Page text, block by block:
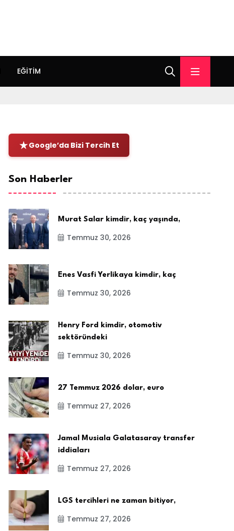
EĞITIM
Google’da Bizi Tercih Et
Son Haberler
Murat Salar kimdir, kaç yaşında,
Temmuz 30, 2026
Enes Vasfi Yerlikaya kimdir, kaç
Temmuz 30, 2026
Henry Ford kimdir, otomotiv
sektöründeki
Temmuz 30, 2026
27 Temmuz 2026 dolar, euro
Temmuz 27, 2026
Jamal Musiala Galatasaray transfer
iddiaları
Temmuz 27, 2026
LGS tercihleri ne zaman bitiyor,
Temmuz 27, 2026